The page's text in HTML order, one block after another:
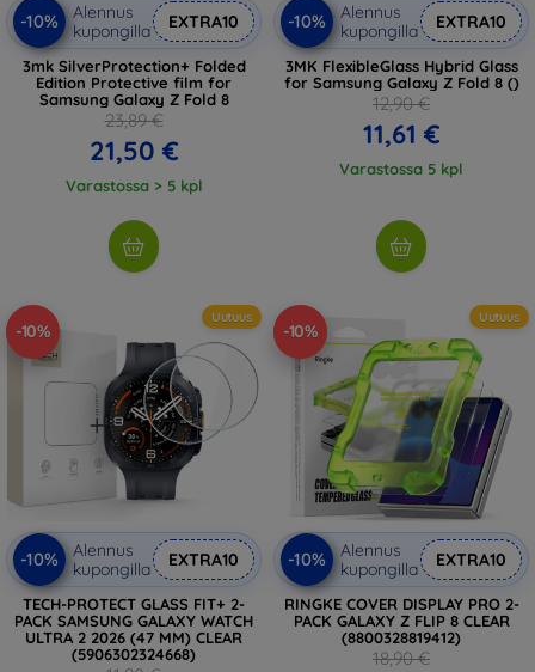
-10%
Alennus
kupongilla
EXTRA10
3mk SilverProtection+ Folded
Edition Protective film for
Samsung Galaxy Z Fold 8
23,89 €
21,50 €
Varastossa > 5 kpl
-10%
Alennus
kupongilla
EXTRA10
3MK FlexibleGlass Hybrid Glass
for Samsung Galaxy Z Fold 8 ()
12,90 €
11,61 €
Varastossa 5 kpl
-10%
Uutuus
-10%
Alennus
kupongilla
EXTRA10
TECH-PROTECT GLASS FIT+ 2-
PACK SAMSUNG GALAXY WATCH
ULTRA 2 2026 (47 MM) CLEAR
(5906302324668)
-10%
Uutuus
-10%
Alennus
kupongilla
EXTRA10
RINGKE COVER DISPLAY PRO 2-
PACK GALAXY Z FLIP 8 CLEAR
(8800328819412)
18,90 €